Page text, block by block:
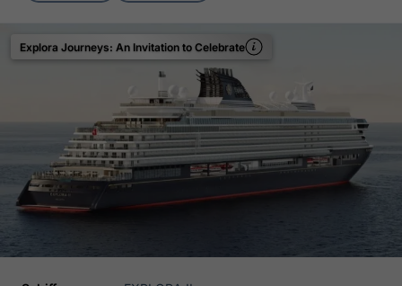
Explora Journeys: An Invitation to Celebrate